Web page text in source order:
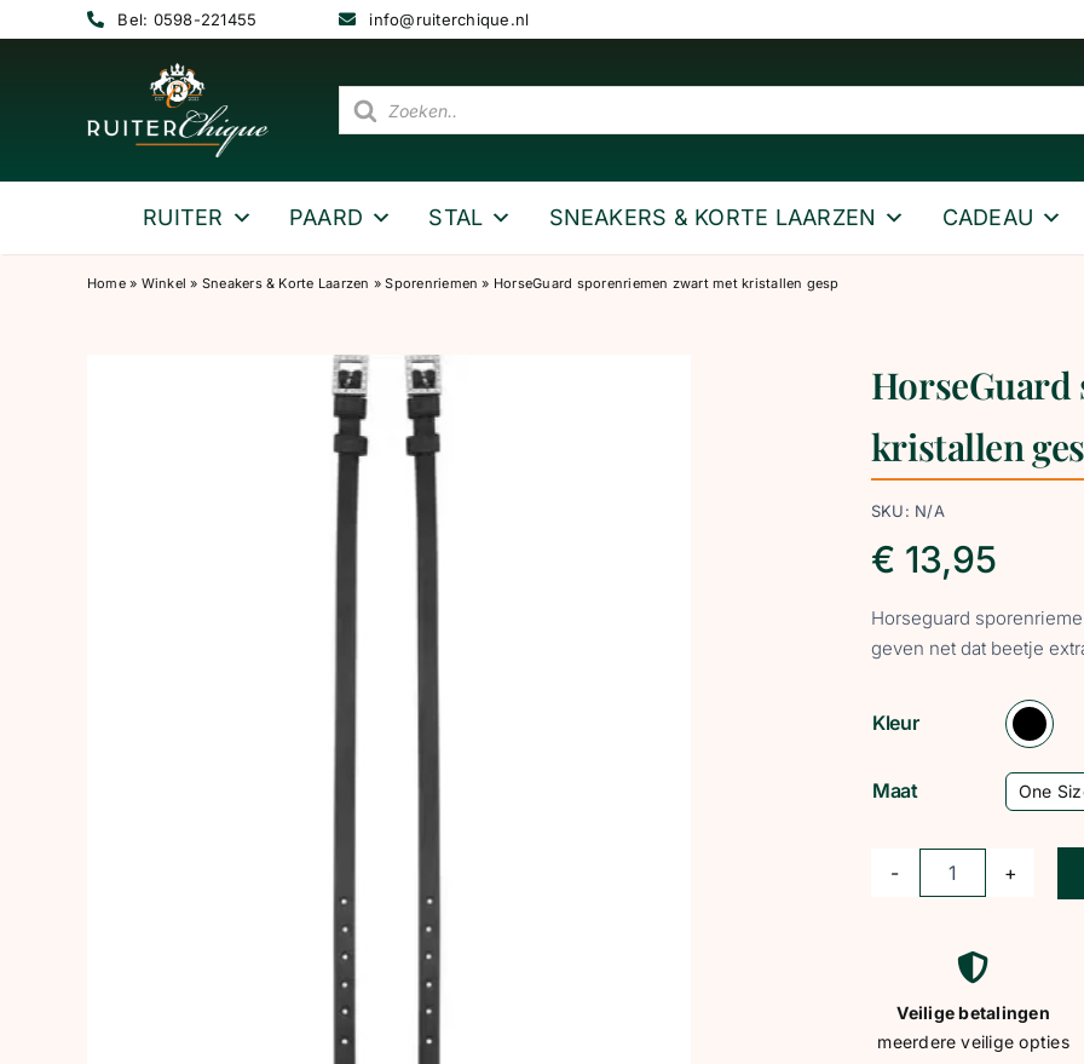
Bel: 0598-221455 info@ruiterchique.nl
Producten
zoeken
RUITER PAARD STAL SNEAKERS & KORTE LAARZEN CADEAU
Home» Winkel » Sneakers & Korte Laarzen »Sporenriemen » HorseGuard sporenriemen zwart met kristallen gesp
kristallen
SKU: N/A
€ 13,95
Horseguard
geven net dat beetje
Kleur
Maat One
HorseGuard
zwart
met
kristallen
gesp
Veilige betalingen
meerdere veilige opties